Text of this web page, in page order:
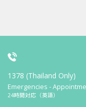
1378 (Thailand Only)
Emergencies -
24時間対応（英語）